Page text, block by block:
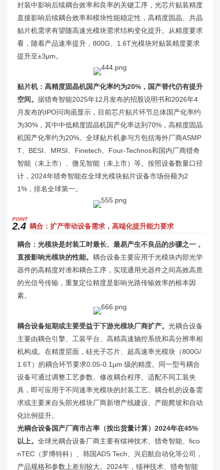
封装中影响后续耦合效率和良率的关键工序，光芯片贴装精度
直接影响后续耦合效率和模块性能稳定性，高精度固晶、共晶
贴片机需求有望随高速光模块需求结构变化提升。从精度要求
看，随着产品速率提升，800G、1.6T光模块对贴装精度要求
提升至±3μm。
贴片机：高精度固晶机国产化率约为20%，国产替代仍有提升
空间。 据猎奇智能2025年12月发布的招股说明书和2026年4
月发布的IPO问询函显示，目前芯片贴片环节总体国产化率约
为30%，其中中低精度固晶机国产化率达到70%，高精度固晶
机国产化率约为20%。全球贴片机参与方包括海外厂商ASMP
T、BESI、MRSI、Finetech、Four-Technos和国内厂商猎奇
智能（未上市）、微见智能（未上市）等。按照设备数量口径
计，2024年猎奇智能在全球光模块贴片设备市场份额为2
1%，排名全球第一。
POINT
2.4 耦合：扩产带动设备需求，高端化提升能力要求
耦合：光模块是封装工时最长、最易产生不良品的步骤之一，
直接影响光模块的性能。 耦合设备主要应用于光模块内部光学
器件的高精度对准和耦合工序，实现通用光器件之间高效高质
的光信号传输，重复定位精度是影响光路传输效率的根本因
素。
耦合设备短期或主要受益于下游光模块厂商扩产。 光耦合设备
主要由耦合引擎、工装平台、高精高速轴控系统和高分辨率相
机构成。在精度层面，硅光子芯片、超高速率光模块（800G/
1.6T）的耦合环节要求0.05-0.1µm 级的精度。同一型号耦合
设备可通过调整工艺参数、修改耦合程序、适配不同工装夹
具，即可应用于不同速率光模块的封装工艺。耦合机的设备需
求或主要来自头部光模块厂商新增产线建设、产能爬坡和自动
化比例提升。
光耦合设备国产厂商市占率（按出货量计算）2024年在45%
以上。 全球光耦合设备厂商主要有镭神技术、猎奇智能、fico
nTEC（罗博特科）、韩国ADS Tech、兴启航自动化等公司，
产品规格和参数上差别较大。2024年，镭神技术、猎奇智能